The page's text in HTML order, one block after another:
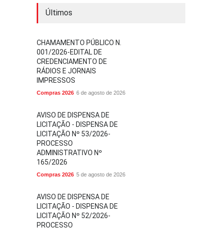
Últimos
CHAMAMENTO PÚBLICO N.
001/2026-EDITAL DE
CREDENCIAMENTO DE
RÁDIOS E JORNAIS
IMPRESSOS
Compras 2026 6 de agosto de 2026
AVISO DE DISPENSA DE
LICITAÇÃO - DISPENSA DE
LICITAÇÃO Nº 53/2026-
PROCESSO
ADMINISTRATIVO Nº
165/2026
Compras 2026 5 de agosto de 2026
AVISO DE DISPENSA DE
LICITAÇÃO - DISPENSA DE
LICITAÇÃO Nº 52/2026-
PROCESSO